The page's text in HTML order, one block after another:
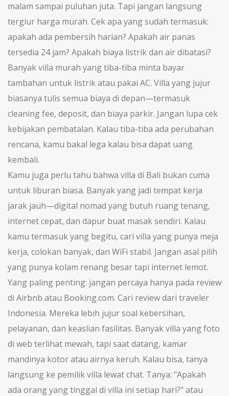
malam sampai puluhan juta. Tapi jangan langsung
tergiur harga murah. Cek apa yang sudah termasuk:
apakah ada pembersih harian? Apakah air panas
tersedia 24 jam? Apakah biaya listrik dan air dibatasi?
Banyak villa murah yang tiba-tiba minta bayar
tambahan untuk listrik atau pakai AC. Villa yang jujur
biasanya tulis semua biaya di depan—termasuk
cleaning fee, deposit, dan biaya parkir. Jangan lupa cek
kebijakan pembatalan. Kalau tiba-tiba ada perubahan
rencana, kamu bakal lega kalau bisa dapat uang
kembali.
Kamu juga perlu tahu bahwa villa di Bali bukan cuma
untuk liburan biasa. Banyak yang jadi tempat kerja
jarak jauh—digital nomad yang butuh ruang tenang,
internet cepat, dan dapur buat masak sendiri. Kalau
kamu termasuk yang begitu, cari villa yang punya meja
kerja, colokan banyak, dan WiFi stabil. Jangan asal pilih
yang punya kolam renang besar tapi internet lemot.
Yang paling penting: jangan percaya hanya pada review
di Airbnb atau Booking.com. Cari review dari traveler
Indonesia. Mereka lebih jujur soal kebersihan,
pelayanan, dan keaslian fasilitas. Banyak villa yang foto
di web terlihat mewah, tapi saat datang, kamar
mandinya kotor atau airnya keruh. Kalau bisa, tanya
langsung ke pemilik villa lewat chat. Tanya: "Apakah
ada orang yang tinggal di villa ini setiap hari?" atau